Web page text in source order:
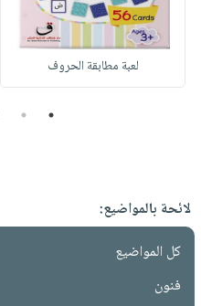
لعبة مطابقة الحروف
1
2
لائحة بالمواضيع:
كل المواضيع
فنون